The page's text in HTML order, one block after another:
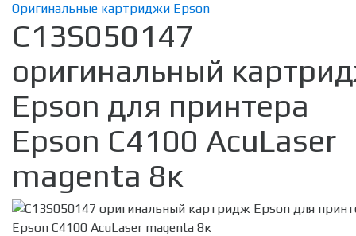
Оригинальные картриджи Epson
C13S050147
оригинальный
Epson для принтера
Epson C4100 AcuLaser
magenta 8к